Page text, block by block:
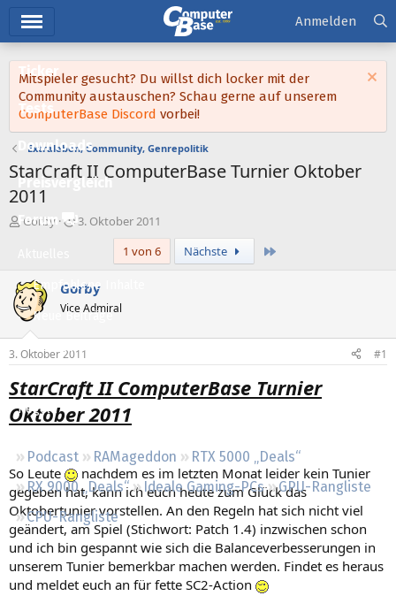
Ticker
Tests
Downloads
Preisvergleich
Forum
Empfohlene Inhalte
Neue Beiträge
Neueste Aktivitäten
Leserartikel
Regeln
Podcast RAMageddon
RTX 5000 „Deals“
RX 9000 „Deals“
Ideale Gaming-PCs
GPU-Rangliste
CPU-Rangliste
Anmelden
Mitspieler gesucht? Du willst dich locker mit der
Community austauschen? Schau gerne auf unserem
ComputerBase Discord vorbei!
Extraleben, Community, Genrepolitik
StarCraft II ComputerBase Turnier Oktober
2011
E
e
l
l
e
r
Gorby
E
e
l
a
m
3. Oktober 2011
1 von 6
Nächste
Gorby
Vice Admiral
3. Oktober 2011 #1
StarCraft II ComputerBase Turnier
Oktober 2011
So Leute
nachdem es im letzten Monat leider kein Tunier
gegeben hat, kann ich euch heute zum Glück das
Oktobertunier vorstellen. An den Regeln hat sich nicht viel
geändert, am Spiel (Stichwort: Patch 1.4) inzwischen schon
und ich bin gespannt wie sich die Balanceverbesserungen in
unserem Tunier bemerkbar machen werden. Findet es heraus
und meldet euch an für fette SC2-Action